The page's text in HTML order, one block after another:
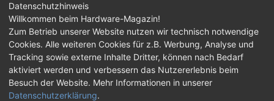
XTS-Modus. Wir haben das 64-GB-Modell im Praxistest
genauer begutachtet.
Impressum| Kontakt |Jobs |Datenschutz |
Consent‑Einstellungen |Haftungsausschluss
Feed Facebook
Datenschutzhinweis
Willkommen beim Hardware-Magazin!
Zum Betrieb unserer Website nutzen wir technisch notwendige
Cookies. Alle weiteren Cookies für z.B. Werbung, Analyse und
Tracking sowie externe Inhalte Dritter, können nach Bedarf
aktiviert werden und verbessern das Nutzererlebnis beim
Besuch der Website. Mehr Informationen in unserer
Datenschutzerklärung.